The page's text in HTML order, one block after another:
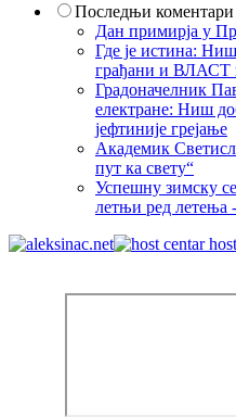
Последњи коментари
Дан примирја у
Где је истина:
грађани и ВЛАСТ
Градоначелник
електране: Ниш
јефтиније грејање
Академик
пут ка свету“
Успешну зимску
летњи ред летења -